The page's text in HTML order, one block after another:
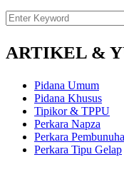
ARTIKEL &
Pidana Umum
Pidana Khusus
Tipikor & TPPU
Perkara Napza
Perkara
Perkara Tipu Gelap